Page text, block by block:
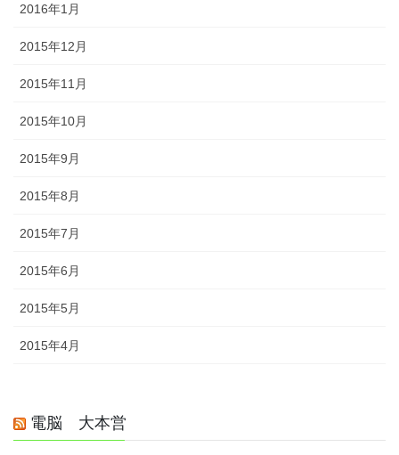
2016年1月
2015年12月
2015年11月
2015年10月
2015年9月
2015年8月
2015年7月
2015年6月
2015年5月
2015年4月
電脳 大本営